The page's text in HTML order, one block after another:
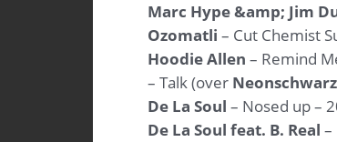
Marc Hype &amp; Jim
Ozomatli – Cut Chemist
Hoodie Allen – Remind
– Talk (over Neonschwarz
De La Soul – Nosed up –
De La Soul feat. B. Real –